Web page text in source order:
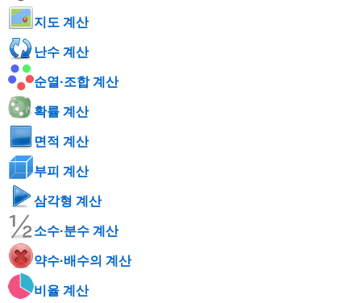
지도 계산
난수 계산
순열·조합 계산
확률 계산
면적 계산
부피 계산
삼각형 계산
소수·분수 계산
약수·배수의 계산
비율 계산